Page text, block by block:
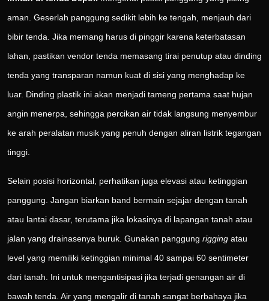
aman. Geserlah panggung sedikit lebih ke tengah, menjauh dari
bibir tenda. Jika memang harus di pinggir karena keterbatasan
lahan, pastikan vendor tenda memasang tirai penutup atau dinding
tenda yang transparan namun kuat di sisi yang menghadap ke
luar. Dinding plastik ini akan menjadi tameng pertama saat hujan
angin menerpa, sehingga percikan air tidak langsung menyembur
ke arah peralatan musik yang penuh dengan aliran listrik tegangan
tinggi.
Selain posisi horizontal, perhatikan juga elevasi atau ketinggian
panggung. Jangan biarkan band bermain sejajar dengan tanah
atau lantai dasar, terutama jika lokasinya di lapangan tanah atau
jalan yang drainasenya buruk. Gunakan panggung rigging atau
level yang memiliki ketinggian minimal 40 sampai 60 sentimeter
dari tanah. Ini untuk mengantisipasi jika terjadi genangan air di
bawah tenda. Air yang mengalir di tanah sangat berbahaya jika